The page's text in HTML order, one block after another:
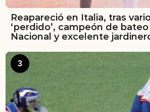
Reapareció en Italia, tras
‘perdido’, campeón de
Nacional y excelente
3